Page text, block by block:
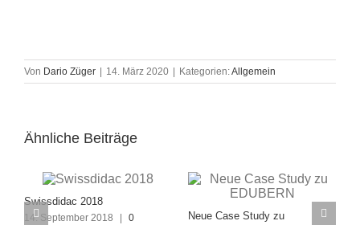
Von Dario Züger 14. März 2020 Kategorien:Allgemein
Ähnliche Beiträge
2018
2018 | 0
Neue Case Study zu